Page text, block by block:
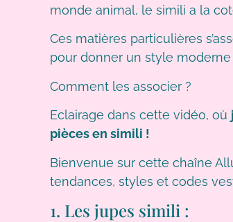
monde animal, le simili a la
Ces matières particulières
pour donner un style
Comment les associer ?
Eclairage dans cette vidéo, où
pièces en simili !
Bienvenue sur cette chaîne
tendances, styles et codes
1. Les jupes simili :